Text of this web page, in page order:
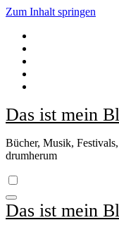
Zum Inhalt springen
Das ist mein
Bücher, Musik,
drumherum
Das ist mein